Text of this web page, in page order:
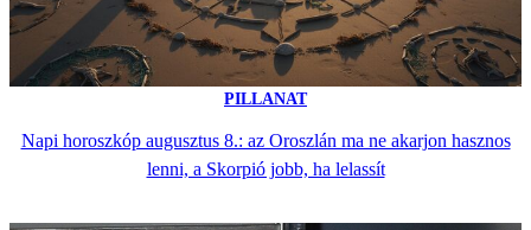
PILLANAT
Napi horoszkóp augusztus 8.: az Oroszlán ma ne akarjon hasznos
lenni, a Skorpió jobb, ha lelassít